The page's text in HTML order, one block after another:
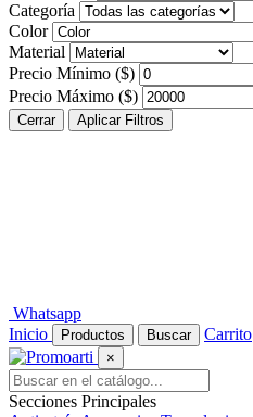
Categoría
Color
Material
Precio Mínimo ($)
Precio Máximo ($)
Cerrar Aplicar Filtros
Whatsapp
Inicio
Productos Buscar Carrito
×
Secciones Principales